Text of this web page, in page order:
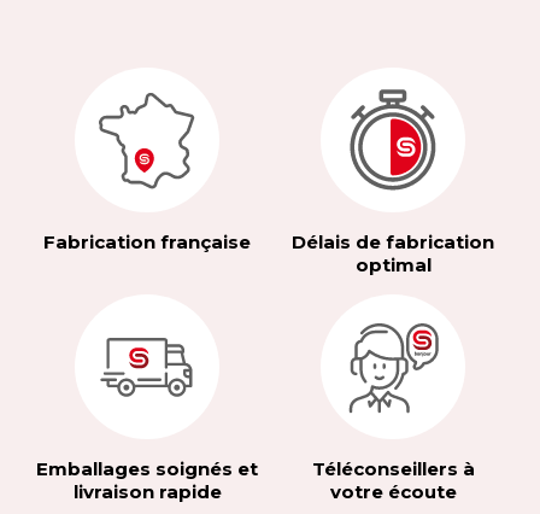
Fabrication française
Délais de fabrication
optimal
Emballages soignés et
livraison rapide
Téléconseillers à
votre écoute